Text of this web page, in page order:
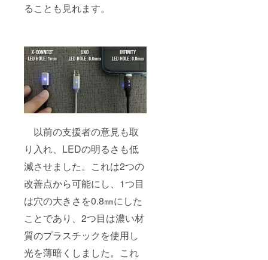
ることも見れます。
以前の支援者の意見も取
り入れ、LEDの明るさも低
減させました。これは2つの
改善点から可能にし、1つ目
は穴の大きさを0.8㎜にした
ことであり、2つ目は濃い材
質のプラスチックを使用し
光を薄暗くしました。これ